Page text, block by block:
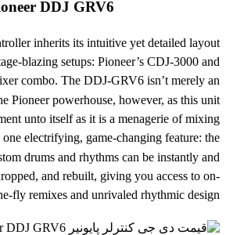
DDJ GRV6
inherits its intuitive yet detailed layout
blazing setups: Pioneer’s CDJ-3000 and
combo. The DDJ-GRV6 isn’t merely an
Pioneer powerhouse, however, as this unit
unto itself as it is a menagerie of mixing
electrifying, game-changing feature: the
drums and rhythms can be instantly and
and rebuilt, giving you access to on-
fly remixes and unrivaled rhythmic design.